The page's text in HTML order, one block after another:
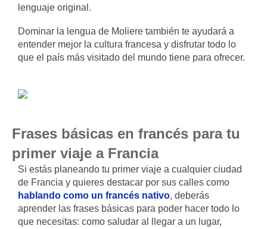
lenguaje original.
Dominar la lengua de Moliere también te ayudará a
entender mejor la cultura francesa y disfrutar todo lo
que el país más visitado del mundo tiene para ofrecer.
Frases básicas en francés para tu
primer viaje a Francia
Si estás planeando tu primer viaje a cualquier ciudad
de Francia y quieres destacar por sus calles como
hablando como un francés nativo, deberás
aprender las frases básicas para poder hacer todo lo
que necesitas: como saludar al llegar a un lugar,